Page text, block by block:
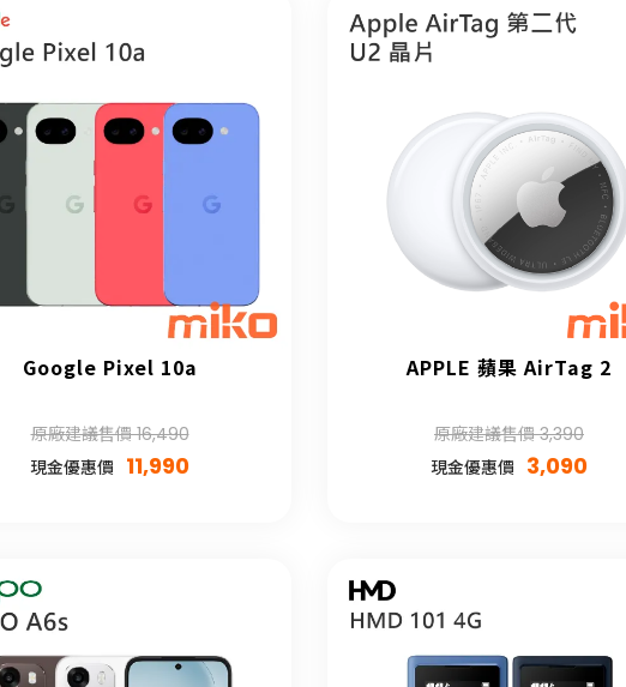
Google Pixel 10a
原廠建議售價 16,490
現金優惠價 11,990
APPLE 蘋果 AirTag 2
原廠建議售價 3,390
現金優惠價 3,090